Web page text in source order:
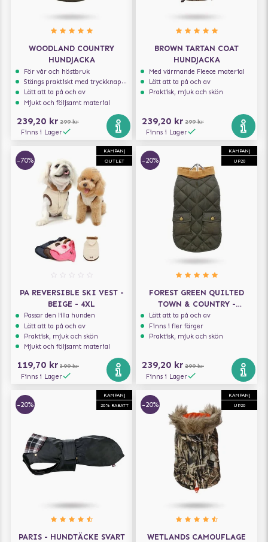
WOODLAND COUNTRY
HUNDJACKA
För vår och höstbruk
Stängs praktiskt med tryckknappar
Lätt att ta på och av
Mjukt och följsamt material
239,20 kr 299 kr
Finns i Lager
BROWN TARTAN COAT
HUNDJACKA
Med värmande Fleece material
Lätt att ta på och av
Praktisk, mjuk och skön
239,20 kr 299 kr
Finns i Lager
KAMPANJ
OUTLET
-70%
PA REVERSIBLE SKI VEST -
BEIGE - 4XL
Passar den lilla hunden
Lätt att ta på och av
Praktisk, mjuk och skön
Mjukt och följsamt material
119,70 kr 399 kr
Finns i Lager
KAMPANJ
UP20
-20%
FOREST GREEN QUILTED
TOWN & COUNTRY -
HUNDJACKA
Lätt att ta på och av
Finns i fler färger
Praktisk, mjuk och skön
239,20 kr 299 kr
Finns i Lager
KAMPANJ
20% RABATT
-20%
PARIS - HUNDTÄCKE SVART
KAMPANJ
UP20
-20%
WETLANDS CAMOUFLAGE